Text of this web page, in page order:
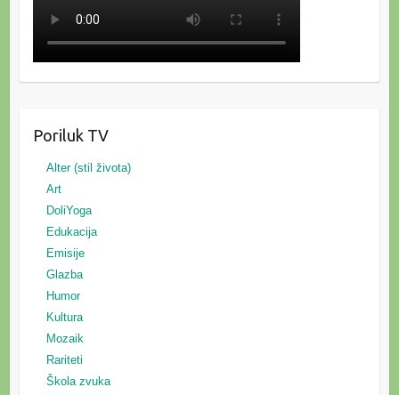
Poriluk TV
Alter (stil života)
Art
DoliYoga
Edukacija
Emisije
Glazba
Humor
Kultura
Mozaik
Rariteti
Škola zvuka